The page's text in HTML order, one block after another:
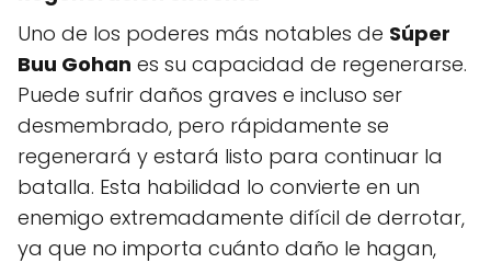
Uno de los poderes más notables de Súper
Buu Gohan es su capacidad de regenerarse.
Puede sufrir daños graves e incluso ser
desmembrado, pero rápidamente se
regenerará y estará listo para continuar la
batalla. Esta habilidad lo convierte en un
enemigo extremadamente difícil de derrotar,
ya que no importa cuánto daño le hagan,